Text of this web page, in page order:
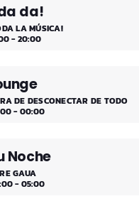
da!
LA MÚSICA!
- 20:00
DE DESCONECTAR DE TODO
- 00:00
Noche
GAUA
- 05:00